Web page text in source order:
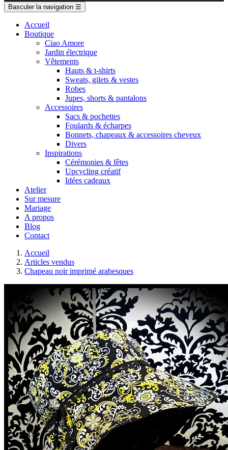
Basculer la navigation ☰
Accueil
Boutique
Ciao Amore
Jardin électrique
Vêtements
Hauts & t-shirts
Sweats, gilets & vestes
Robes
Jupes, shorts & pantalons
Accessoires
Sacs & pochettes
Foulards & écharpes
Bonnets, chapeaux & accessoires cheveux
Divers
Inspirations
Cérémonies & fêtes
Upcycling créatif
Idées cadeaux
Atelier
Sur mesure
Mariage
A propos
Blog
Contact
Accueil
Articles vendus
Chapeau noir imprimé arabesques